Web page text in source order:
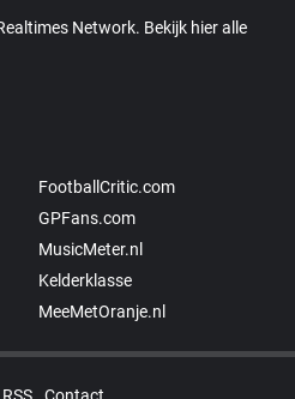
Network. Bekijk hier alle
FootballCritic.com
GPFans.com
MusicMeter.nl
Kelderklasse
MeeMetOranje.nl
RSS Contact